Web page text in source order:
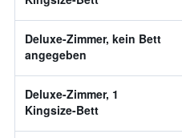
Deluxe-Zimmer, kein Bett
angegeben
Deluxe-Zimmer, 1
Kingsize-Bett